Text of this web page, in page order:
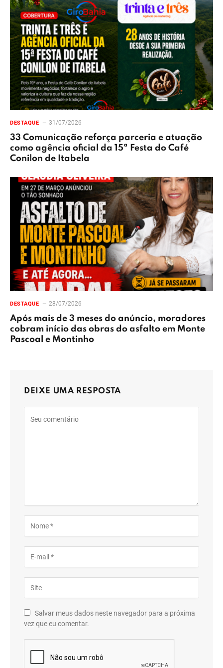
DESTAQUE 31/07/2026
33 Comunicação reforça parceria e atuação
como agência oficial da 15ª Festa do Café
Conilon de Itabela
DESTAQUE 28/07/2026
Após mais de 3 meses do anúncio, moradores
cobram início das obras do asfalto em Monte
Pascoal e Montinho
DEIXE UMA RESPOSTA
Salvar meus dados neste navegador para a próxima
vez que eu comentar.